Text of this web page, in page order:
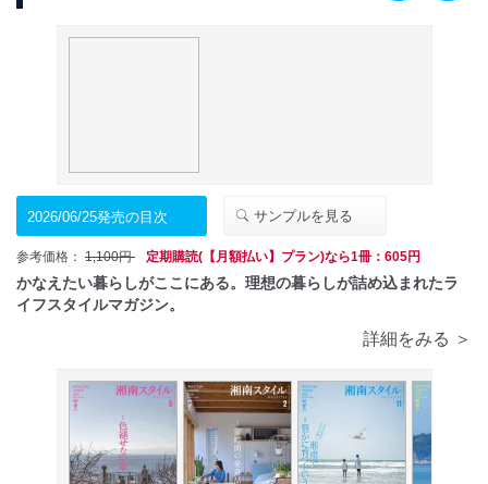
2026/06/25発売の目次 サンプルを見る
参考価格： 1,100円 定期購読(【月額払い】プラン)なら1冊：605円
かなえたい暮らしがここにある。理想の暮らしが詰め込まれたラ
イフスタイルマガジン。
詳細をみる ＞